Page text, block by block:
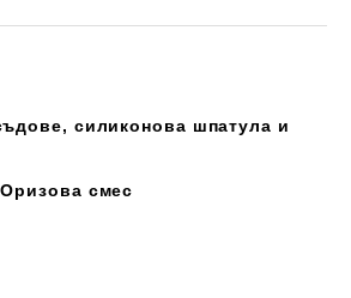
силиконова шпатула и
смес